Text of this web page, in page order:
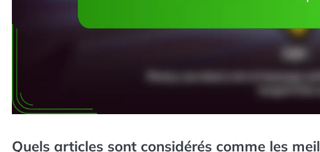
Quels articles sont considérés comme les